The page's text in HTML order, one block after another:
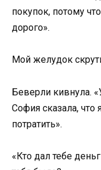
покупок, потому
дорого».
Мой желудок
Беверли кивнула.
София сказала, что
потратить».
«Кто дал тебе